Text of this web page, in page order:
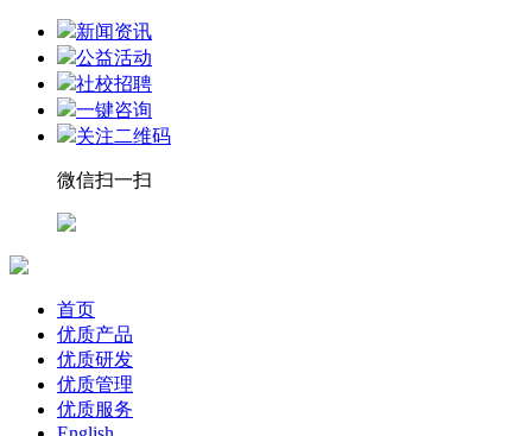
新闻资讯
公益活动
社校招聘
一键咨询
关注二维码
微信扫一扫
首页
优质产品
优质研发
优质管理
优质服务